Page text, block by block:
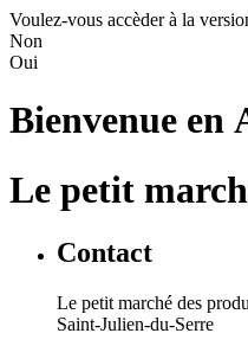
Voulez-vous accèder à la
Non
Oui
Bienvenue en
Le petit
Contact
Le petit marché des
Saint-Julien-du-Serre